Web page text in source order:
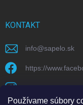
Používame súbory
KONTAKT
info@sapelo.sk
https://